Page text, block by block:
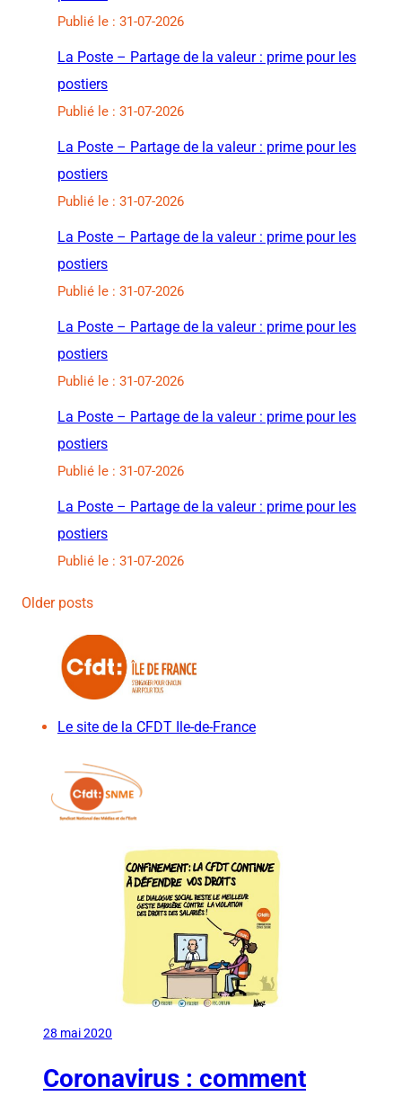
Publié le : 31-07-2026
La Poste – Partage de la valeur : prime pour les
postiers
Publié le : 31-07-2026
La Poste – Partage de la valeur : prime pour les
postiers
Publié le : 31-07-2026
La Poste – Partage de la valeur : prime pour les
postiers
Publié le : 31-07-2026
La Poste – Partage de la valeur : prime pour les
postiers
Publié le : 31-07-2026
La Poste – Partage de la valeur : prime pour les
postiers
Publié le : 31-07-2026
La Poste – Partage de la valeur : prime pour les
postiers
Publié le : 31-07-2026
Older posts
Le site de la CFDT Ile-de-France
28 mai 2020
Coronavirus : comment